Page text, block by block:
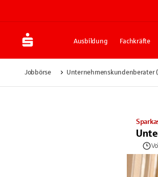
Ausbildung Fachkräfte
Jobbörse Unternehmenskundenberater